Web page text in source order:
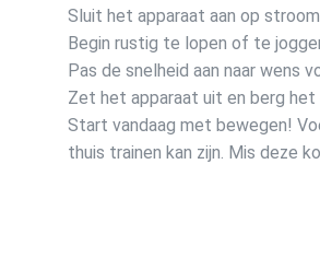
Sluit het apparaat aan op
Begin rustig te lopen of te
Pas de snelheid aan naar wens
Zet het apparaat uit en berg het
Start vandaag met bewegen!
thuis trainen kan zijn. Mis deze